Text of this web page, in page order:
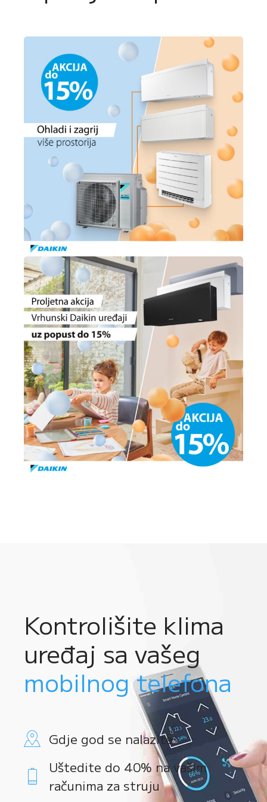
Kontrolišite klima
uređaj sa vašeg
mobilnog telefona
Gdje god se nalazite
Uštedite do 40% na vašim
računima za struju